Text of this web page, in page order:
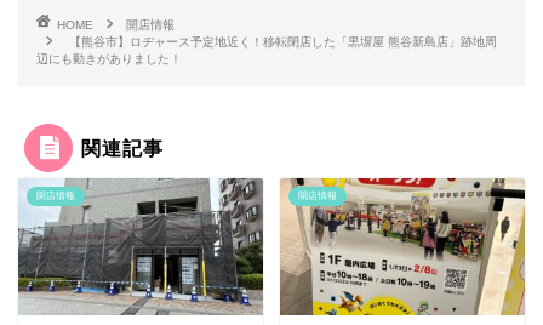
HOME
開店情報
【熊谷市】ロヂャース予定地近く！移転閉店した「黒塀屋 熊谷新島店」跡地周
辺にも動きがありました！
関連記事
開店情報 開店情報